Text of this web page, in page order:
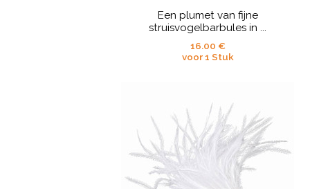
Een plumet van fijne
struisvogelbarbules in ...
16.00 €
voor 1 Stuk